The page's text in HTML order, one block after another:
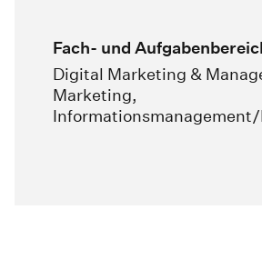
Fach- und
Digital Marketing &
Marketing,